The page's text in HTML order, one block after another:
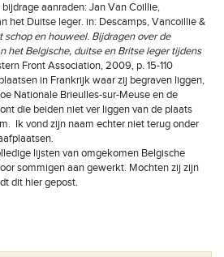
aanraden: Jan Van Coillie,
het Duitse leger. in: Descamps, Vancoillie &
schop en houweel. Bijdragen over de
het Belgische, duitse en Britse leger tijdens
Front Association, 2009, p. 15-110
in Frankrijk waar zij begraven liggen,
Nationale Brieulles-sur-Meuse en de
die beiden niet ver liggen van de plaats
Ik vond zijn naam echter niet terug onder
lijsten van omgekomen Belgische
sommigen aan gewerkt. Mochten zij zijn
dit hier gepost.